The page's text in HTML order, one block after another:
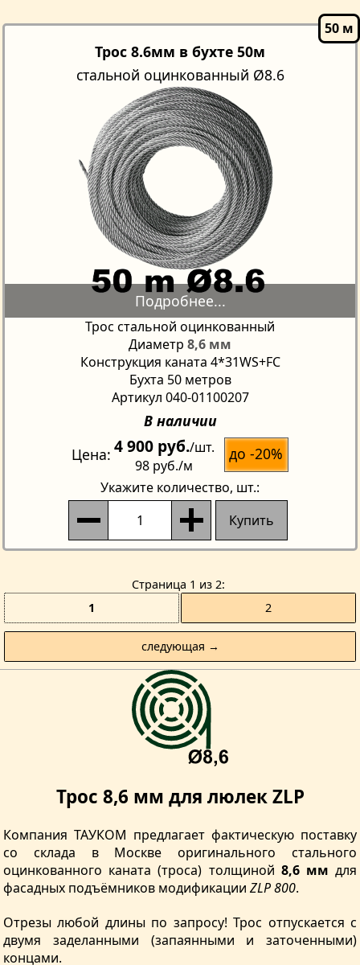
Трос 8,6 мм для люлек ZLP
Компания ТАУКОМ предлагает фактическую поставку
со склада в Москве оригинального стального
оцинкованного каната (троса) толщиной 8,6 мм для
фасадных подъёмников модификации ZLP 800.
Отрезы любой длины по запросу! Трос отпускается с
двумя заделанными (запаянными и заточенными)
концами.
Трос 8.6мм в бухте 50м
стальной оцинкованный Ø8.6
Трос стальной оцинкованный
Диаметр 8,6 мм
Конструкция каната 4*31WS+FC
Бухта 50 метров
Артикул 040-01100207
В наличии
Цена 4 900 руб./шт.
98 руб./м
до -20%
Укажите количество, шт.:
Купить
Страницa 1 из 2
1
2
следующая →